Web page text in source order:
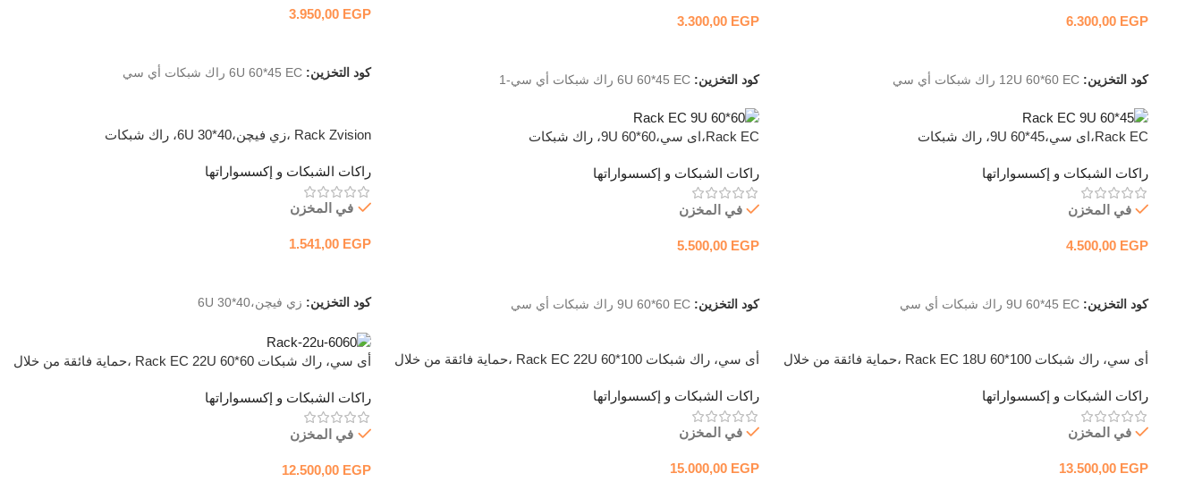
6.300,00 EGP
كود التخزين: 12U 60*60 EC راك شبكات أي سي
3.300,00 EGP
كود التخزين: 6U 60*45 EC راك شبكات أي سي-1
3.950,00 EGP
كود التخزين:6U 60*45 EC راك شبكات أي سي
Rack EC،اى سي،9U 60*45، راك شبكات
راكات الشبكات و إكسسواراتها
في المخزن
4.500,00 EGP
كود التخزين: 9U 60*45 EC راك شبكات أي سي
Rack EC،اى سي،9U 60*60، راك شبكات
راكات الشبكات و إكسسواراتها
في المخزن
5.500,00 EGP
كود التخزين: 9U 60*60 EC راك شبكات أي سي
Rack Zvision ،زي فيچن،6U 30*40، راك شبكات
راكات الشبكات و إكسسواراتها
في المخزن
1.541,00 EGP
كود التخزين: زي فيچن،6U 30*40
أى سي، راك شبكات Rack EC 18U 60*100 ،حماية فائقة من خلال
راكات الشبكات و إكسسواراتها
في المخزن
13.500,00 EGP
أى سي، راك شبكات Rack EC 22U 60*100 ،حماية فائقة من خلال
راكات الشبكات و إكسسواراتها
في المخزن
15.000,00 EGP
أى سي، راك شبكات Rack EC 22U 60*60 ،حماية فائقة من خلال
راكات الشبكات و إكسسواراتها
في المخزن
12.500,00 EGP